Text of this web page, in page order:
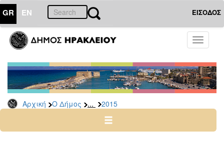
GR EN ΕΙΣΟΔΟΣ
Toggle
Αρχική Ο Δήμος ... 2015
ΔΗΜΟΣ
Δελτία
Τύπου
Αρχείο
2026
2024